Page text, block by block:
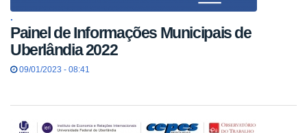
.
Painel de Informações Municipais de
Uberlândia 2022
09/01/2023 - 08:41